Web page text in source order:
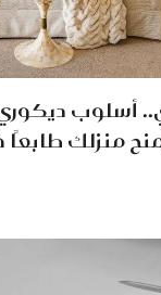
أسلوب
منزلك طابعًا